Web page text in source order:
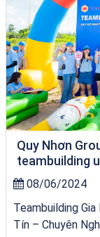
Quy Nhơn
teambuilding
08/06/2024
Teambuilding
Tín – Chuyên